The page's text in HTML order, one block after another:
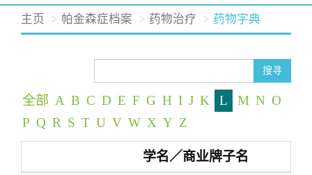
a
i
主页 帕金森症档案 药物治疗 药物字典
搜寻
全部 A B C D E F G H I J K L M N O
P Q R S T U V W X Y Z
学名／商业牌子名